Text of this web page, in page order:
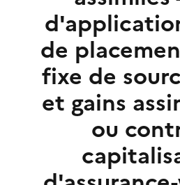
de
fixe de
et gains
ou